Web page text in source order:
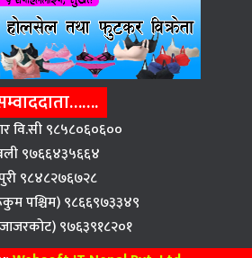
वि.सी ९८५८०६०६००
९७६६४३५६६४
९८४८२७६७२८
पश्चिम) ९८६६९७३३४९
९७६३९१८२०१